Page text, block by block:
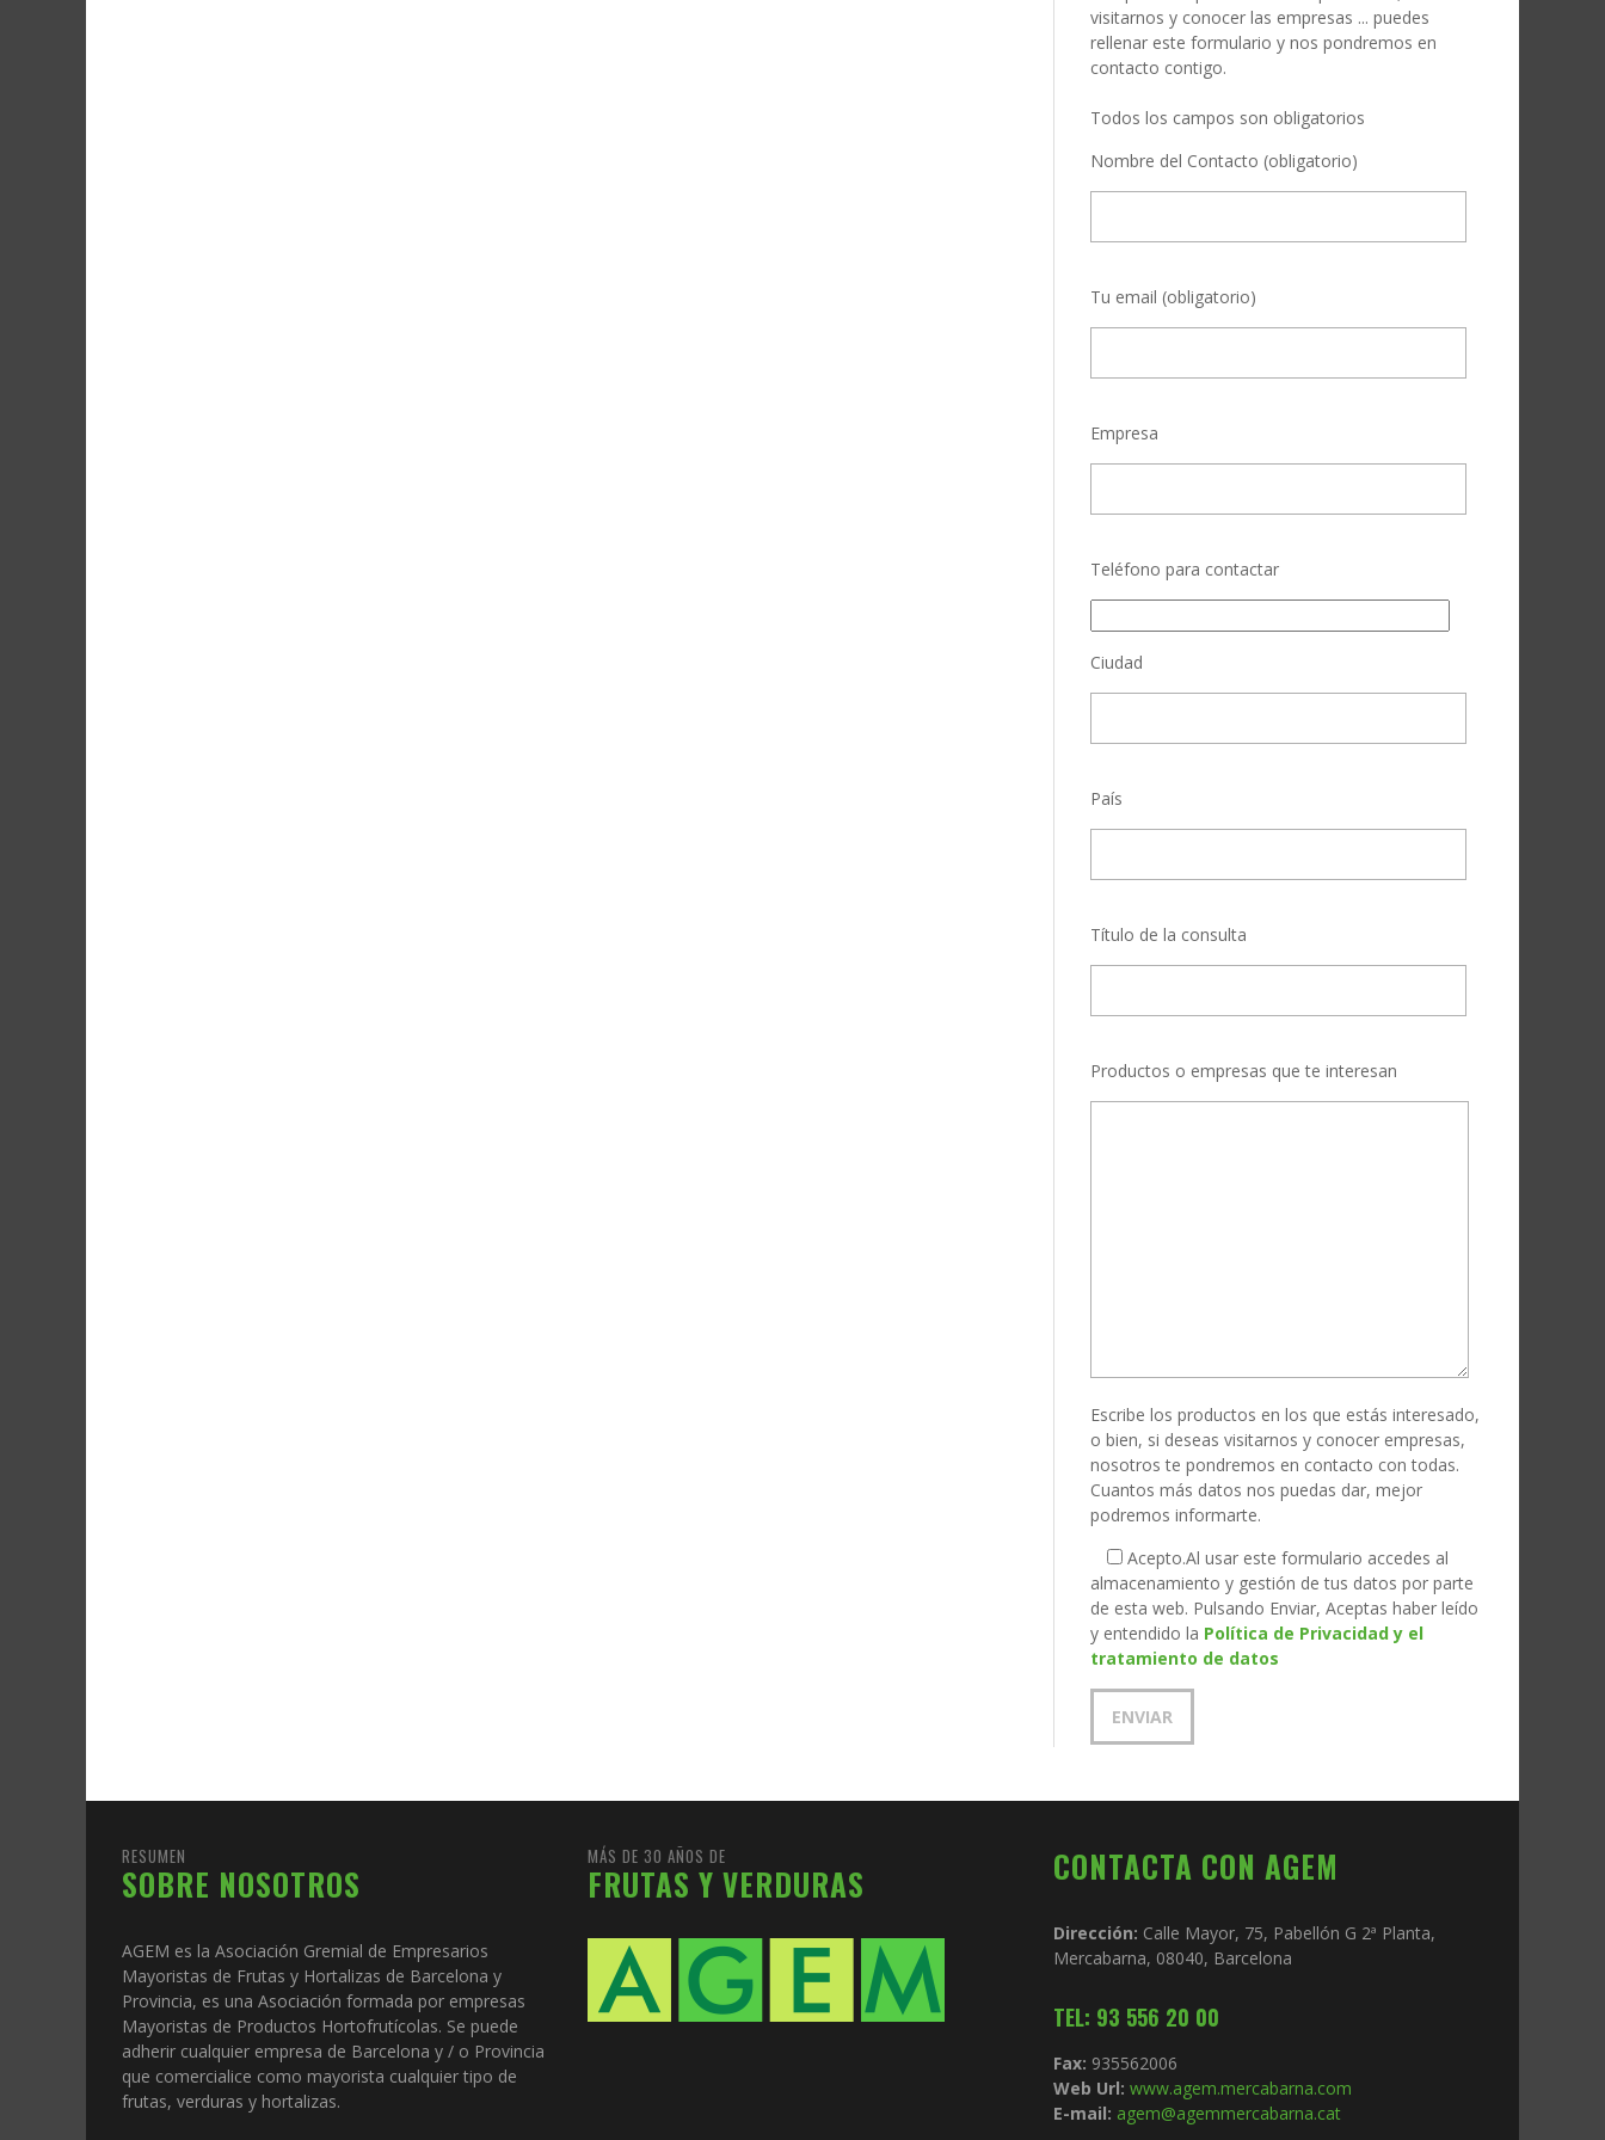
visitarnos y conocer las empresas ... puedes
rellenar este formulario y nos pondremos en
contacto contigo.
Todos los campos son obligatorios
Nombre del Contacto (obligatorio)
Tu email (obligatorio)
Empresa
Teléfono para contactar
Ciudad
País
Título de la consulta
Productos o empresas que te interesan
Escribe los productos en los que estás interesado,
o bien, si deseas visitarnos y conocer empresas,
nosotros te pondremos en contacto con todas.
Cuantos más datos nos puedas dar, mejor
podremos informarte.
Acepto.Al usar este formulario accedes al
almacenamiento y gestión de tus datos por parte
de esta web. Pulsando Enviar, Aceptas haber leído
y entendido la Política de Privacidad y el
tratamiento de datos
RESUMEN
SOBRE NOSOTROS
AGEM es la Asociación Gremial de Empresarios
Mayoristas de Frutas y Hortalizas de Barcelona y
Provincia, es una Asociación formada por empresas
Mayoristas de Productos Hortofrutícolas. Se puede
adherir cualquier empresa de Barcelona y / o Provincia
que comercialice como mayorista cualquier tipo de
frutas, verduras y hortalizas.
MÁS DE 30 AÑOS DE
FRUTAS Y VERDURAS CONTACTA CON AGEM
Dirección: Calle Mayor, 75, Pabellón G 2ª Planta,
Mercabarna, 08040, Barcelona
TEL: 93 556 20 00
Fax: 935562006
Web Url: www.agem.mercabarna.com
E-mail: agem@agemmercabarna.cat